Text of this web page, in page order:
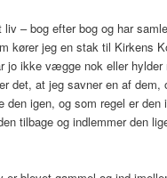
– bog efter bog og har
kører jeg en stak til Kirkens
jo ikke vægge nok eller hylder
det, at jeg savner en af dem,
den igen, og som regel er den
tilbage og indlemmer den